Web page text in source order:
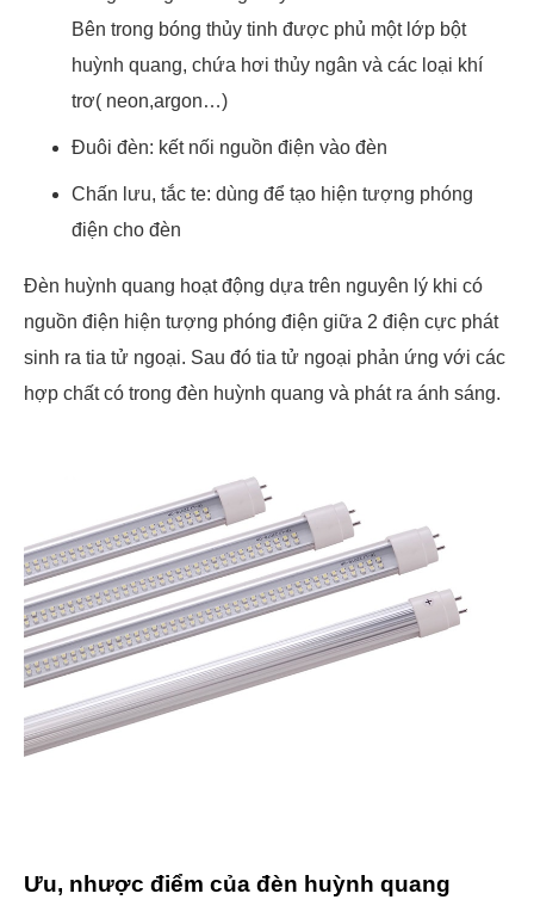
Bên trong bóng thủy tinh được phủ một lớp bột
huỳnh quang, chứa hơi thủy ngân và các loại khí
trơ( neon,argon…)
Đuôi đèn: kết nối nguồn điện vào đèn
Chấn lưu, tắc te: dùng để tạo hiện tượng phóng
điện cho đèn
Đèn huỳnh quang hoạt động dựa trên nguyên lý khi có
nguồn điện hiện tượng phóng điện giữa 2 điện cực phát
sinh ra tia tử ngoại. Sau đó tia tử ngoại phản ứng với các
hợp chất có trong đèn huỳnh quang và phát ra ánh sáng.
Ưu, nhược điểm của đèn huỳnh quang